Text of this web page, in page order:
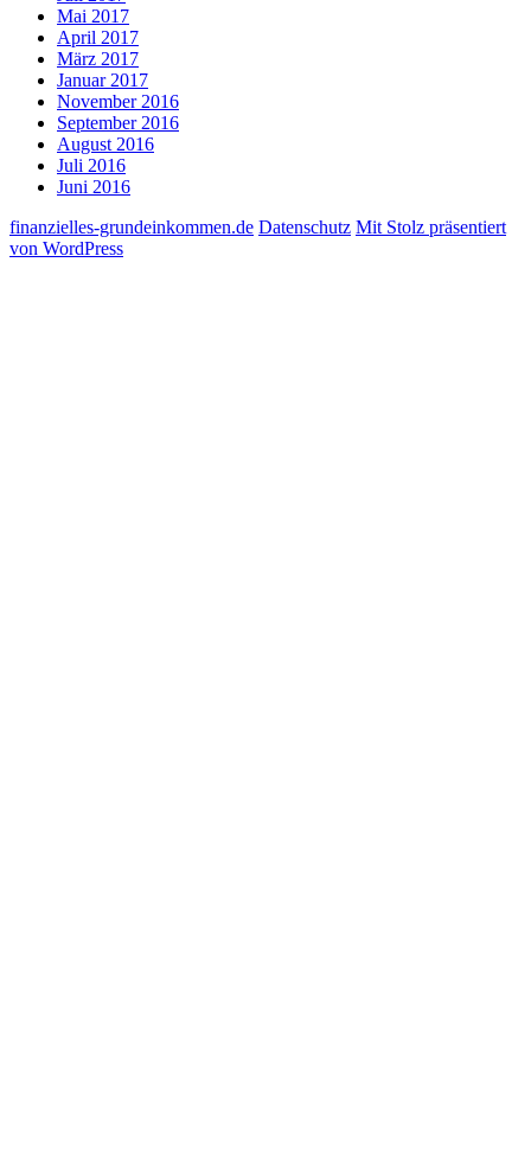
Mai 2017
April 2017
März 2017
Januar 2017
November 2016
September 2016
August 2016
Juli 2016
Juni 2016
finanzielles-grundeinkommen.de Datenschutz Mit Stolz präsentiert
von WordPress